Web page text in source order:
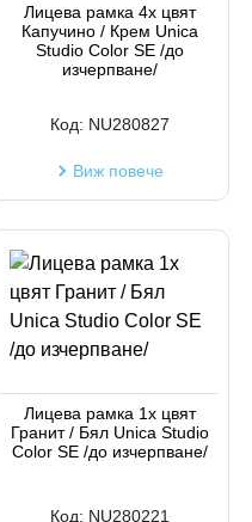
Лицева рамка 4х цвят
Капучино / Крем Unica
Studio Color SE /до
изчерпване/
Код: NU280827
Виж повече
Лицева рамка 1х цвят
Гранит / Бял Unica Studio
Color SE /до изчерпване/
Код: NU280221